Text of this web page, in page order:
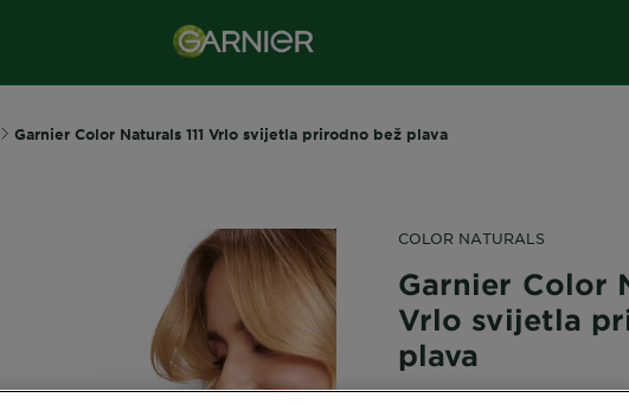
Garnier Color Naturals 111 Vrlo svijetla prirodno bež plava
COLOR NATURALS
Garnier Color
Vrlo svijetla
plava